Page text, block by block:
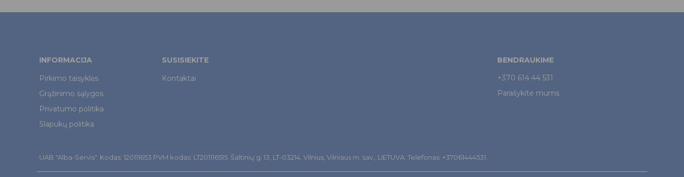
INFORMACIJA
Pirkimo taisyklės
Grąžinimo sąlygos
Privatumo politika
Slapukų politika
SUSISIEKITE
Kontaktai
BENDRAUKIME
+370 614 44 531
Parašykite mums
UAB "Alba-Servis". Kodas: 120111653 PVM kodas: LT201116515. Šaltinių g. 13, LT-03214, Vilnius, Vilniaus m. sav., LIETUVA. Telefonas: +37061444531.